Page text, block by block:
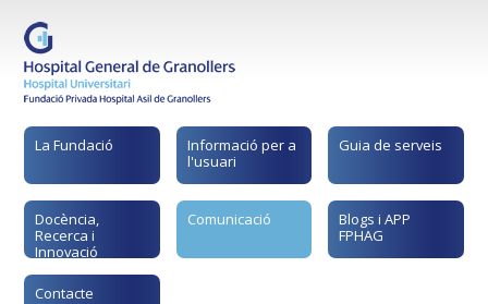
La Fundació
Informació per a
l'usuari
Guia de serveis
Docència,
Recerca i
Innovació
Comunicació
Blogs i APP
FPHAG
Contacte